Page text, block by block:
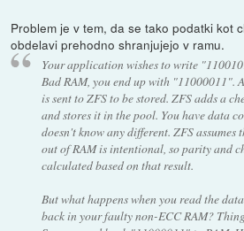
Problem je v tem, da se tako podatki kot
obdelavi prehodno shranjujejo v ramu.
Your application wishes to write
Bad RAM, you end up with "11000011".
is sent to ZFS to be stored. ZFS adds a
and stores it in the pool. You have data
doesn't know any different. ZFS assumes
out of RAM is intentional, so parity and
calculated based on that result.
But what happens when you read the
back in your faulty non-ECC RAM?